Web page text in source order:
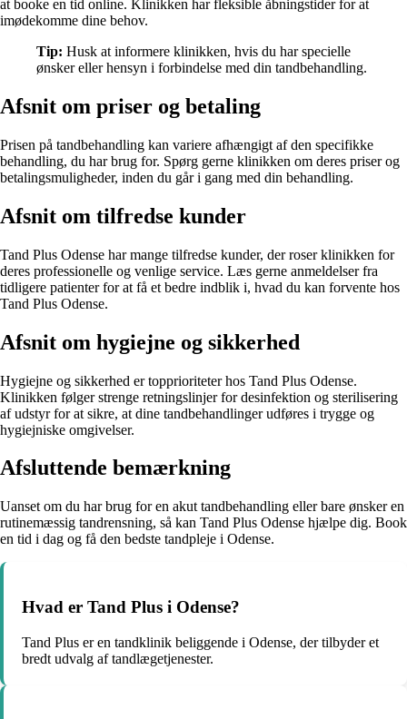
at booke en tid online. Klinikken har fleksible åbningstider for at
imødekomme dine behov.
Tip: Husk at informere klinikken, hvis du har specielle
ønsker eller hensyn i forbindelse med din tandbehandling.
Afsnit om priser og betaling
Prisen på tandbehandling kan variere afhængigt af den specifikke
behandling, du har brug for. Spørg gerne klinikken om deres priser og
betalingsmuligheder, inden du går i gang med din behandling.
Afsnit om tilfredse kunder
Tand Plus Odense har mange tilfredse kunder, der roser klinikken for
deres professionelle og venlige service. Læs gerne anmeldelser fra
tidligere patienter for at få et bedre indblik i, hvad du kan forvente hos
Tand Plus Odense.
Afsnit om hygiejne og sikkerhed
Hygiejne og sikkerhed er topprioriteter hos Tand Plus Odense.
Klinikken følger strenge retningslinjer for desinfektion og sterilisering
af udstyr for at sikre, at dine tandbehandlinger udføres i trygge og
hygiejniske omgivelser.
Afsluttende bemærkning
Uanset om du har brug for en akut tandbehandling eller bare ønsker en
rutinemæssig tandrensning, så kan Tand Plus Odense hjælpe dig. Book
en tid i dag og få den bedste tandpleje i Odense.
Hvad er Tand Plus i Odense?
Tand Plus er en tandklinik beliggende i Odense, der tilbyder et
bredt udvalg af tandlægetjenester.